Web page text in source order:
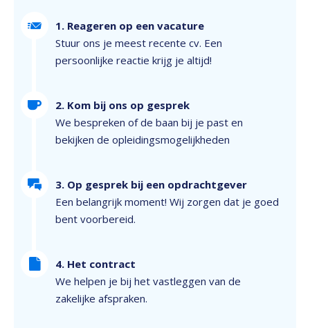
1. Reageren op een vacature
Stuur ons je meest recente cv. Een
persoonlijke reactie krijg je altijd!
2. Kom bij ons op gesprek
We bespreken of de baan bij je past en
bekijken de opleidingsmogelijkheden
3. Op gesprek bij een opdrachtgever
Een belangrijk moment! Wij zorgen dat je goed
bent voorbereid.
4. Het contract
We helpen je bij het vastleggen van de
zakelijke afspraken.